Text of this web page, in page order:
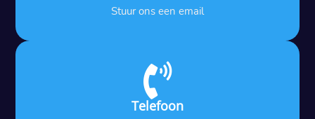
Stuur ons een email

Telefoon